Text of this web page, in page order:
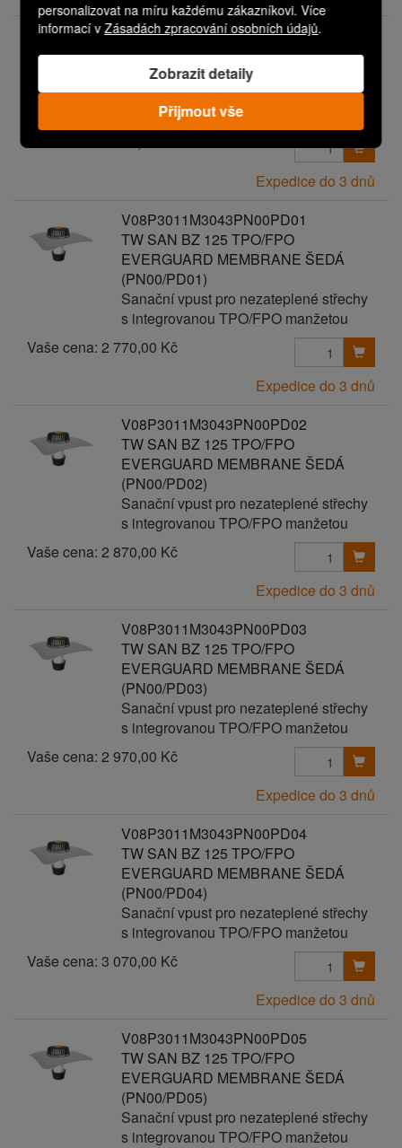
personalizovat na míru každému zákazníkovi. Více
informací vZásadách zpracování osobních údajů.
Zobrazit detaily
Přijmout vše
V08P3011M3043PN00PD00
TW SAN BZ 125 TPO/FPO
EVERGUARD MEMBRANE ŠEDÁ
Sanační vpust pro nezateplené střechy
s integrovanou TPO/FPO manžetou
Expedice do 3 dnů
V08P3011M3043PN00PD01
TW SAN BZ 125 TPO/FPO
EVERGUARD MEMBRANE ŠEDÁ
(PN00/PD01)
Sanační vpust pro nezateplené střechy
s integrovanou TPO/FPO manžetou
Vaše cena: 2 770,00 Kč
Expedice do 3 dnů
V08P3011M3043PN00PD02
TW SAN BZ 125 TPO/FPO
EVERGUARD MEMBRANE ŠEDÁ
(PN00/PD02)
Sanační vpust pro nezateplené střechy
s integrovanou TPO/FPO manžetou
Vaše cena: 2 870,00 Kč
Expedice do 3 dnů
V08P3011M3043PN00PD03
TW SAN BZ 125 TPO/FPO
EVERGUARD MEMBRANE ŠEDÁ
(PN00/PD03)
Sanační vpust pro nezateplené střechy
s integrovanou TPO/FPO manžetou
Vaše cena: 2 970,00 Kč
Expedice do 3 dnů
V08P3011M3043PN00PD04
TW SAN BZ 125 TPO/FPO
EVERGUARD MEMBRANE ŠEDÁ
(PN00/PD04)
Sanační vpust pro nezateplené střechy
s integrovanou TPO/FPO manžetou
Vaše cena: 3 070,00 Kč
Expedice do 3 dnů
V08P3011M3043PN00PD05
TW SAN BZ 125 TPO/FPO
EVERGUARD MEMBRANE ŠEDÁ
(PN00/PD05)
Sanační vpust pro nezateplené střechy
s integrovanou TPO/FPO manžetou